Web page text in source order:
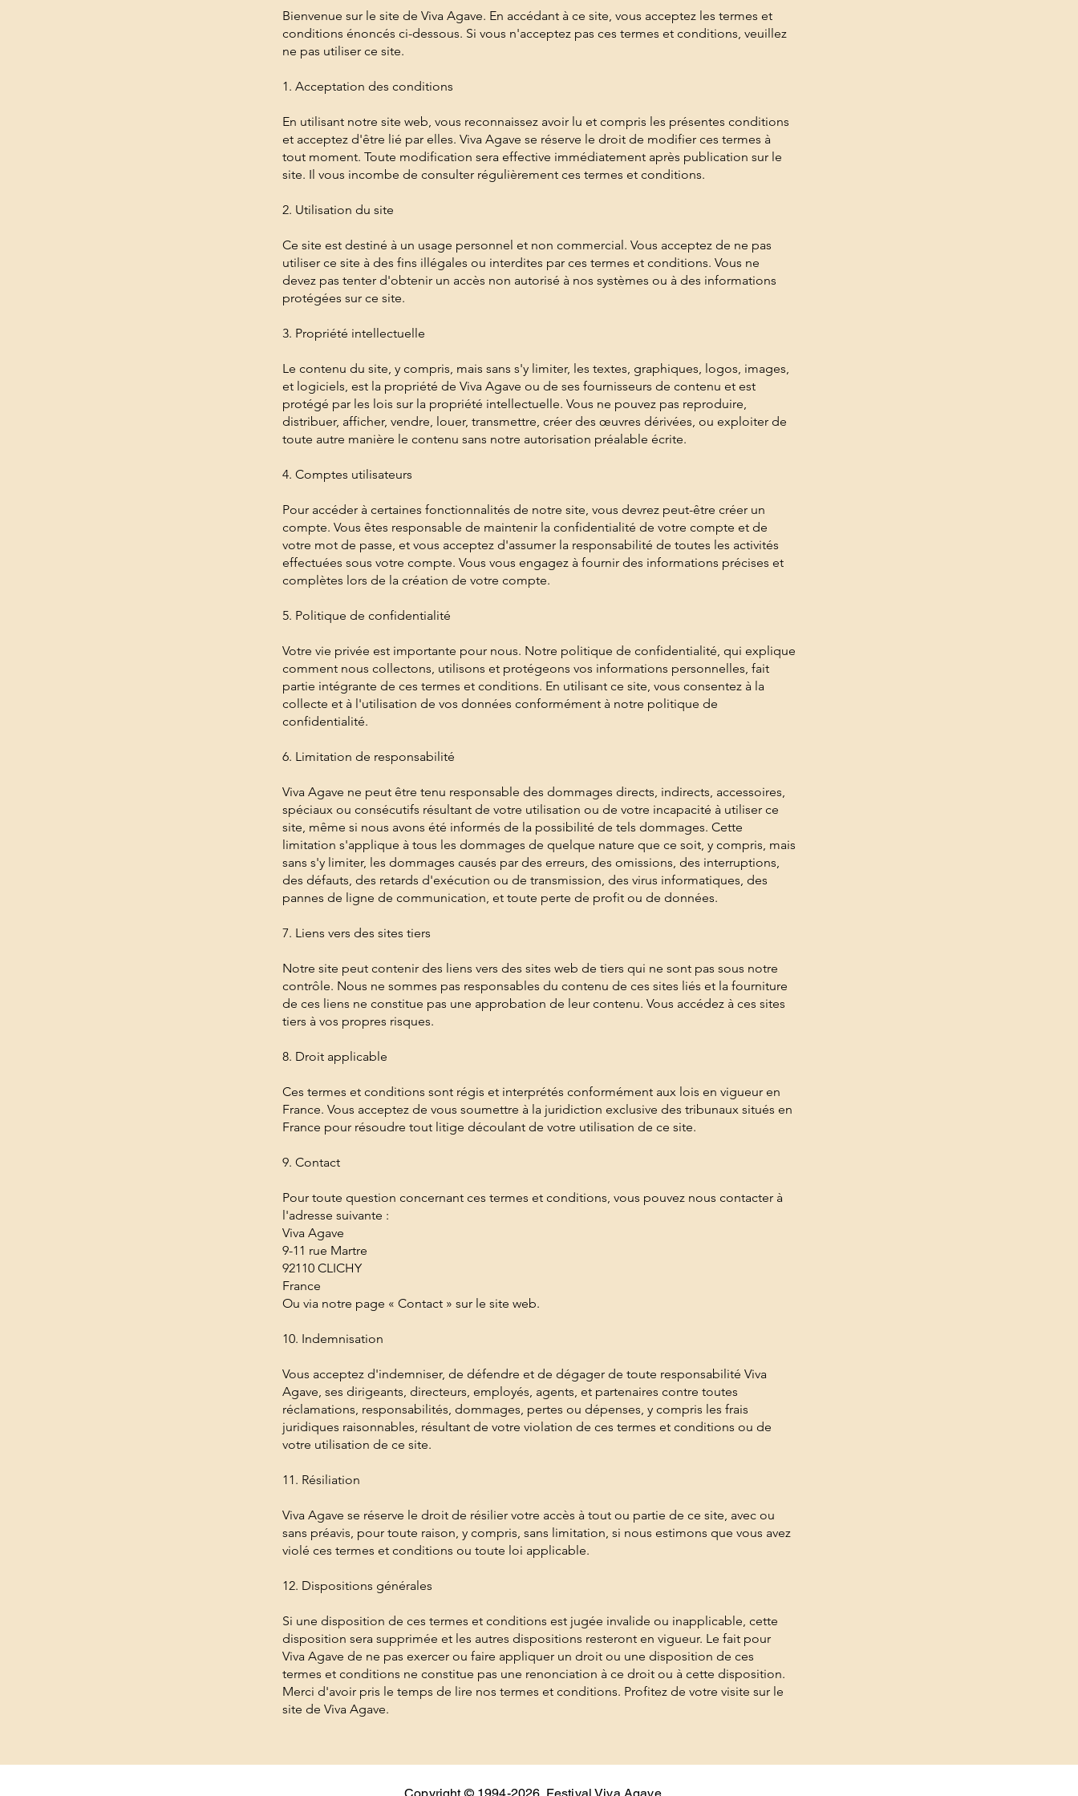
Bienvenue sur le site de Viva Agave. En accédant à ce site, vous acceptez les termes et
conditions énoncés ci-dessous. Si vous n'acceptez pas ces termes et conditions, veuillez
ne pas utiliser ce site.
1. Acceptation des conditions
En utilisant notre site web, vous reconnaissez avoir lu et compris les présentes conditions
et acceptez d'être lié par elles. Viva Agave se réserve le droit de modifier ces termes à
tout moment. Toute modification sera effective immédiatement après publication sur le
site. Il vous incombe de consulter régulièrement ces termes et conditions.
2. Utilisation du site
Ce site est destiné à un usage personnel et non commercial. Vous acceptez de ne pas
utiliser ce site à des fins illégales ou interdites par ces termes et conditions. Vous ne
devez pas tenter d'obtenir un accès non autorisé à nos systèmes ou à des informations
protégées sur ce site.
3. Propriété intellectuelle
Le contenu du site, y compris, mais sans s'y limiter, les textes, graphiques, logos, images,
et logiciels, est la propriété de Viva Agave ou de ses fournisseurs de contenu et est
protégé par les lois sur la propriété intellectuelle. Vous ne pouvez pas reproduire,
distribuer, afficher, vendre, louer, transmettre, créer des œuvres dérivées, ou exploiter de
toute autre manière le contenu sans notre autorisation préalable écrite.
4. Comptes utilisateurs
Pour accéder à certaines fonctionnalités de notre site, vous devrez peut-être créer un
compte. Vous êtes responsable de maintenir la confidentialité de votre compte et de
votre mot de passe, et vous acceptez d'assumer la responsabilité de toutes les activités
effectuées sous votre compte. Vous vous engagez à fournir des informations précises et
complètes lors de la création de votre compte.
5. Politique de confidentialité
Votre vie privée est importante pour nous. Notre politique de confidentialité, qui explique
comment nous collectons, utilisons et protégeons vos informations personnelles, fait
partie intégrante de ces termes et conditions. En utilisant ce site, vous consentez à la
collecte et à l'utilisation de vos données conformément à notre politique de
confidentialité.
6. Limitation de responsabilité
Viva Agave ne peut être tenu responsable des dommages directs, indirects, accessoires,
spéciaux ou consécutifs résultant de votre utilisation ou de votre incapacité à utiliser ce
site, même si nous avons été informés de la possibilité de tels dommages. Cette
limitation s'applique à tous les dommages de quelque nature que ce soit, y compris, mais
sans s'y limiter, les dommages causés par des erreurs, des omissions, des interruptions,
des défauts, des retards d'exécution ou de transmission, des virus informatiques, des
pannes de ligne de communication, et toute perte de profit ou de données.
7. Liens vers des sites tiers
Notre site peut contenir des liens vers des sites web de tiers qui ne sont pas sous notre
contrôle. Nous ne sommes pas responsables du contenu de ces sites liés et la fourniture
de ces liens ne constitue pas une approbation de leur contenu. Vous accédez à ces sites
tiers à vos propres risques.
8. Droit applicable
Ces termes et conditions sont régis et interprétés conformément aux lois en vigueur en
France. Vous acceptez de vous soumettre à la juridiction exclusive des tribunaux situés en
France pour résoudre tout litige découlant de votre utilisation de ce site.
9. Contact
Pour toute question concernant ces termes et conditions, vous pouvez nous contacter à
l'adresse suivante :
Viva Agave
9-11 rue Martre
92110 CLICHY
France
Ou via notre page « Contact » sur le site web.
10. Indemnisation
Vous acceptez d'indemniser, de défendre et de dégager de toute responsabilité Viva
Agave, ses dirigeants, directeurs, employés, agents, et partenaires contre toutes
réclamations, responsabilités, dommages, pertes ou dépenses, y compris les frais
juridiques raisonnables, résultant de votre violation de ces termes et conditions ou de
votre utilisation de ce site.
11. Résiliation
Viva Agave se réserve le droit de résilier votre accès à tout ou partie de ce site, avec ou
sans préavis, pour toute raison, y compris, sans limitation, si nous estimons que vous avez
violé ces termes et conditions ou toute loi applicable.
12. Dispositions générales
Si une disposition de ces termes et conditions est jugée invalide ou inapplicable, cette
disposition sera supprimée et les autres dispositions resteront en vigueur. Le fait pour
Viva Agave de ne pas exercer ou faire appliquer un droit ou une disposition de ces
termes et conditions ne constitue pas une renonciation à ce droit ou à cette disposition.
Merci d'avoir pris le temps de lire nos termes et conditions. Profitez de votre visite sur le
site de Viva Agave.